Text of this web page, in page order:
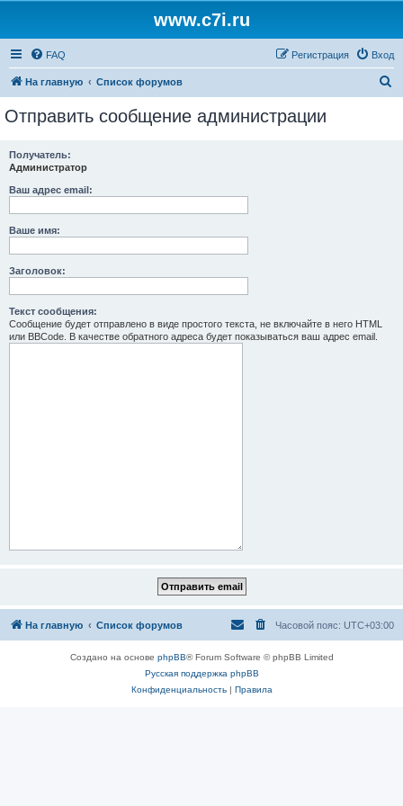
www.c7i.ru
FAQ Вход
Регистрация
На главную Список форумов
Отправить сообщение администрации
Получатель:
Администратор
Ваш адрес email:
Ваше имя:
Заголовок:
Текст сообщения:
Сообщение будет отправлено в виде простого текста, не включайте в него HTML
или BBCode. В качестве обратного адреса будет показываться ваш адрес email.
На главную Список форумов Часовой пояс: UTC+03:00
Создано на основе phpBB® Forum Software © phpBB Limited
Русская поддержка phpBB
Конфиденциальность| Правила